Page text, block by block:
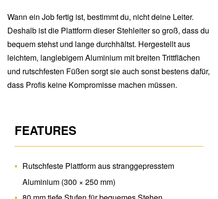
Wann ein Job fertig ist, bestimmt du, nicht deine Leiter.
Deshalb ist die Plattform dieser Stehleiter so groß, dass du
bequem stehst und lange durchhältst. Hergestellt aus
leichtem, langlebigem Aluminium mit breiten Trittflächen
und rutschfesten Füßen sorgt sie auch sonst bestens dafür,
dass Profis keine Kompromisse machen müssen.
FEATURES
Rutschfeste Plattform aus stranggepresstem
Aluminium (300 × 250 mm)